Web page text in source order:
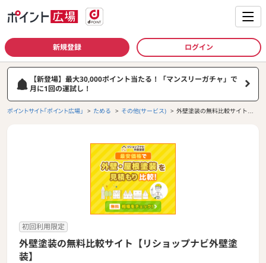
新規登録 ログイン
【新登場】最大30,000ポイント当たる！「マンスリーガチャ」で
月に1回の運試し！
ポイントサイト「ポイント広場」 ためる その他(サービス)
外壁塗装の無料比較サイト
初回利用限定
外壁塗装の無料比較サイト【リショップナビ外壁塗
装】